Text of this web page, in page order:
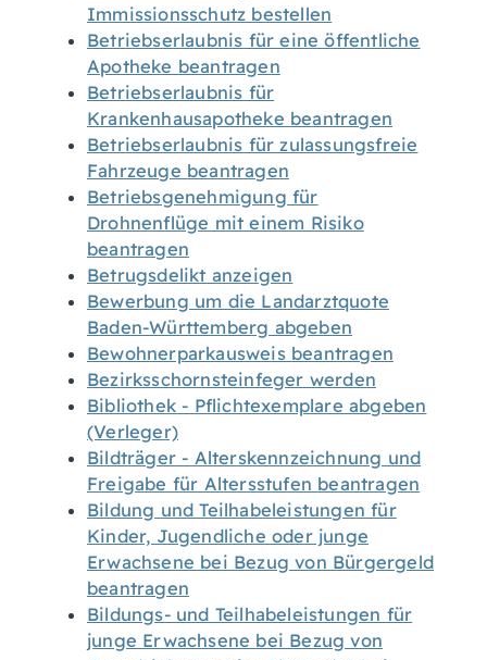
Immissionsschutz bestellen
Betriebserlaubnis für eine öffentliche
Apotheke beantragen
Betriebserlaubnis für
Krankenhausapotheke beantragen
Betriebserlaubnis für zulassungsfreie
Fahrzeuge beantragen
Betriebsgenehmigung für
Drohnenflüge mit einem Risiko
beantragen
Betrugsdelikt anzeigen
Bewerbung um die Landarztquote
Baden-Württemberg abgeben
Bewohnerparkausweis beantragen
Bezirksschornsteinfeger werden
Bibliothek - Pflichtexemplare abgeben
(Verleger)
Bildträger - Alterskennzeichnung und
Freigabe für Altersstufen beantragen
Bildung und Teilhabeleistungen für
Kinder, Jugendliche oder junge
Erwachsene bei Bezug von Bürgergeld
beantragen
Bildungs- und Teilhabeleistungen für
junge Erwachsene bei Bezug von